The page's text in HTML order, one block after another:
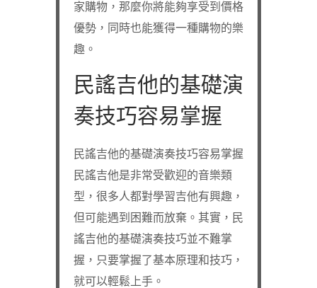
家購物，那麼你將能夠享受到價格
優勢，同時也能獲得一種購物的樂
趣。
民謠吉他的基礎演
奏技巧容易掌握
民謠吉他的基礎演奏技巧容易掌握
民謠吉他是非常受歡迎的音樂類
型，很多人都對學習吉他有興趣，
但可能遇到困難而放棄。其實，民
謠吉他的基礎演奏技巧並不難掌
握，只要掌握了基本原理和技巧，
就可以輕鬆上手。